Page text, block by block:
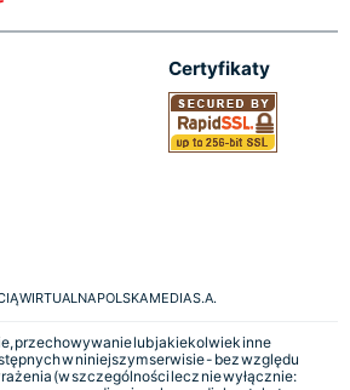
Certyfikaty
WIRTUALNA POLSKA MEDIA S.A.
przechowywanie lub jakiekolwiek inne
w niniejszym serwisie - bez względu
(w szczególności lecz nie wyłącznie: